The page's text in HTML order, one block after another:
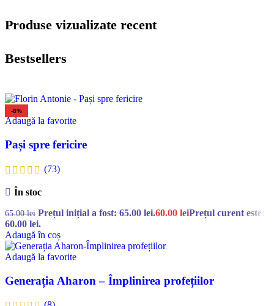
Produse vizualizate recent
Bestsellers
-8%
Adaugă la favorite
Pași spre fericire
(73)
În stoc
65.00lei Prețul inițial a fost: 65.00 lei.60.00 leiPrețul curent este:
60.00 lei.
Adaugă în coș
Adaugă la favorite
Generația Aharon – Împlinirea profețiilor